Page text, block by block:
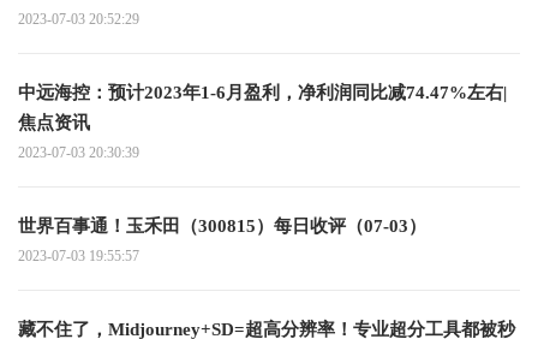
2023-07-03 20:52:29
中远海控：预计2023年1-6月盈利，净利润同比减74.47%左右|
焦点资讯
2023-07-03 20:30:39
世界百事通！玉禾田（300815）每日收评（07-03）
2023-07-03 19:55:57
藏不住了，Midjourney+SD=超高分辨率！专业超分工具都被秒